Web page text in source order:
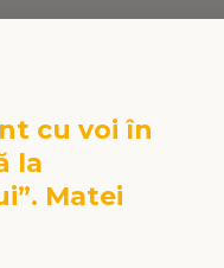
cu voi în
la
Matei